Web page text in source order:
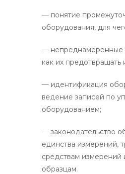
— понятие
оборудования, для
— непреднамеренные
как их предотвращать
— идентификация
ведение записей по
оборудованием;
— законодательство
единства измерений,
средствам измерений
образцам.